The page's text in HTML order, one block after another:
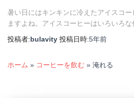
暑い日にはキンキンに冷えたアイスコ
ますよね。アイスコーヒーはいろいろな
投稿者:bulavity 投稿日時:5年前
ホーム » コーヒーを飲む » 淹れる